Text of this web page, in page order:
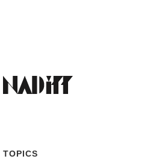
TOPICS